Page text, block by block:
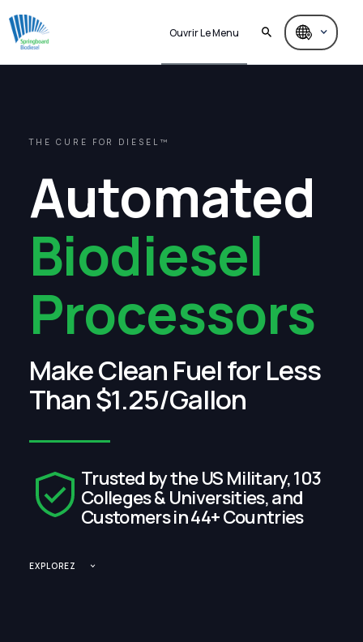
Ouvrir Le Menu
THE CURE FOR DIESEL™
Automated
Biodiesel
Processors
Make Clean Fuel for Less
Than $1.25/Gallon
Trusted by the US Military, 103
Colleges & Universities, and
Customers in 44+ Countries
EXPLOREZ